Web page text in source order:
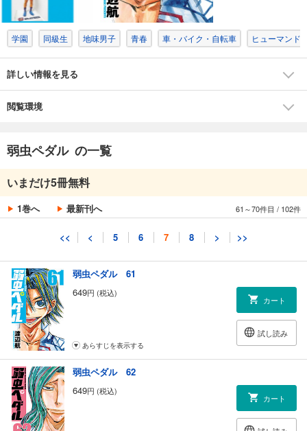
学園 同級生 地味男子 青春 車・バイク・自転車 ヒューマンド
詳しい情報を見る
閲覧環境
弱虫ペダル の一覧
いまだけ5冊無料
1巻へ 最新刊へ 61～70件目 / 102件
<< < 5 6 7 8 > >>
試し読み
弱虫ペダル 59
カート
あらすじを表示する
弱虫ペダル 60
649円 (税込)
弱虫ペダル 61
649円 (税込)
カート
試し読み
あらすじを表示する
弱虫ペダル 62
649円 (税込)
カート